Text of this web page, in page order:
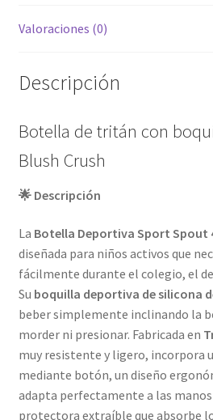
Valoraciones (0)
Descripción
Botella de tritán con
Blush Crush
🌟 Descripción
La Botella Deportiva Sport Spout
diseñada para niños activos que
fácilmente durante el colegio, el
Su boquilla deportiva de silicona
beber simplemente inclinando la
morder ni presionar. Fabricada en
muy resistente y ligero, incorpora
mediante botón, un diseño
adapta perfectamente a las
protectora extraíble que absorbe